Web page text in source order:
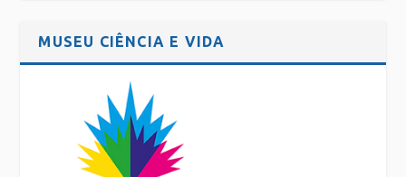
MUSEU CIÊNCIA E VIDA